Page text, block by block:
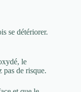
se détériorer.
le
pas de risque.